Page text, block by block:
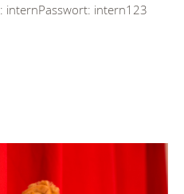
internPasswort: intern123